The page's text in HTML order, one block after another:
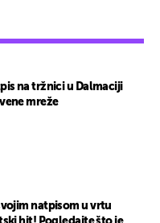
na tržnici u Dalmaciji
mreže
natpisom u vrtu